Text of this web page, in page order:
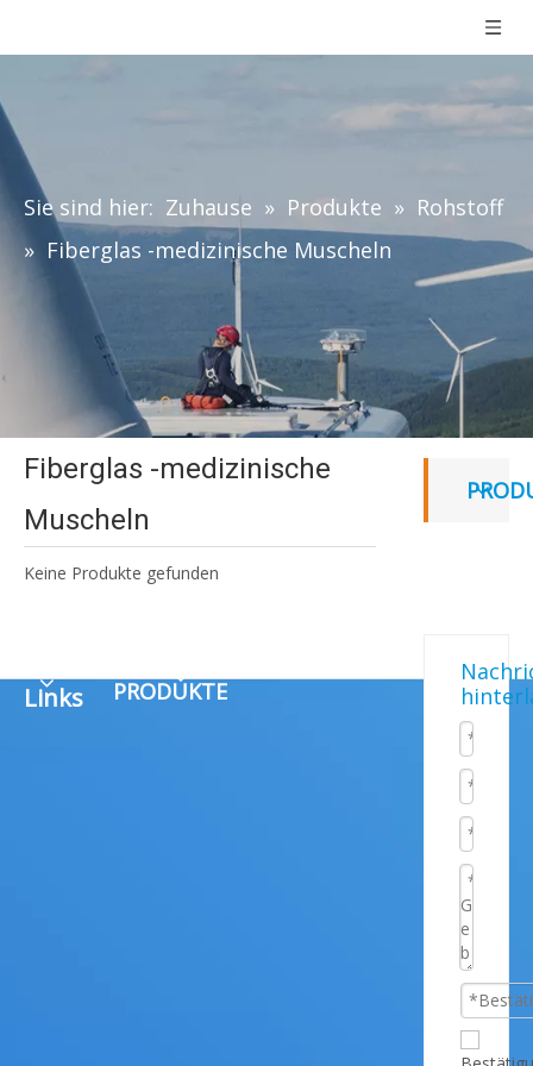
Sie sind hier: Zuhause » Produkte » Rohstoff
» Fiberglas -medizinische Muscheln
Fiberglas -medizinische
Muscheln
Keine Produkte gefunden
Links
PRODUKTE